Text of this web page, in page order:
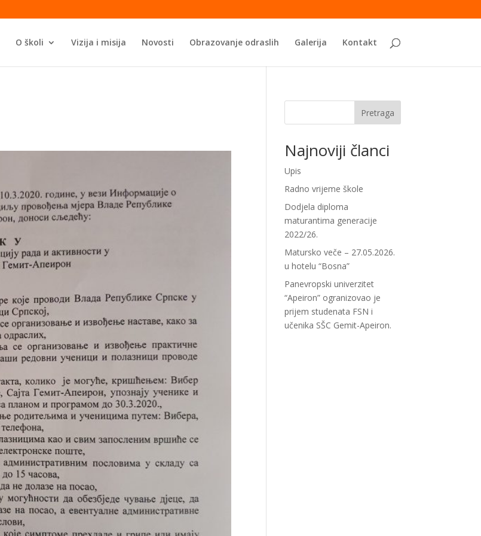
O školi Vizija i misija Novosti Obrazovanje odraslih Galerija Kontakt
Pretraga
Najnoviji članci
Upis
Radno vrijeme škole
Dodjela diploma
maturantima generacije
2022/26.
Matursko veče – 27.05.2026.
u hotelu “Bosna”
Panevropski univerzitet
“Apeiron” ogranizovao je
prijem studenata FSN i
učenika SŠC Gemit-Apeiron.